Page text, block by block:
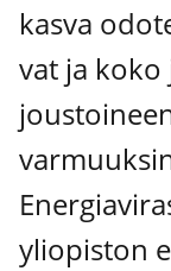
kas­va
vat ja
yli­opis­ton